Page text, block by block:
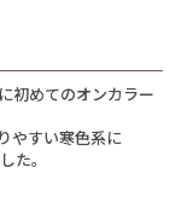
初めてのオンカラー
やすい寒色系に
た。